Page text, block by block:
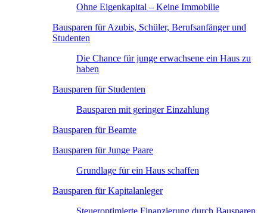
Ohne Eigenkapital – Keine Immobilie
Bausparen für Azubis, Schüler, Berufsanfänger und
Studenten
Die Chance für junge erwachsene ein Haus zu
haben
Bausparen für Studenten
Bausparen mit geringer Einzahlung
Bausparen für Beamte
Bausparen für Junge Paare
Grundlage für ein Haus schaffen
Bausparen für Kapitalanleger
Steueroptimierte Finanzierung durch Bausparen